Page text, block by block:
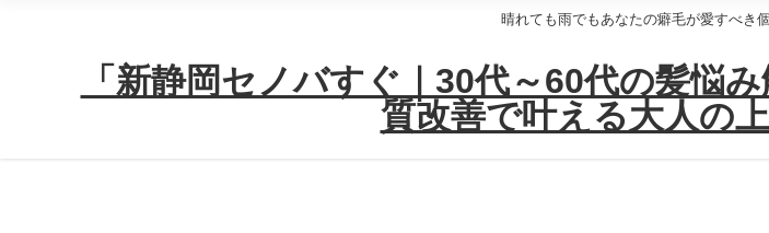
晴れても雨でもあなたの癖毛が愛すべき
「新静岡セノバすぐ｜30代～60代の髪悩
質改善で叶える大人の